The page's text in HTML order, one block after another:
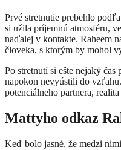
Prvé stretnutie prebehlo
si užila príjemnú atmosféru,
naďalej v kontakte. Raheem
človeka, s ktorým by mohol
Po stretnutí si ešte nejaký
napokon nevyústili do
potenciálneho partnera,
Mattyho odkaz
Keď bolo jasné, že medzi